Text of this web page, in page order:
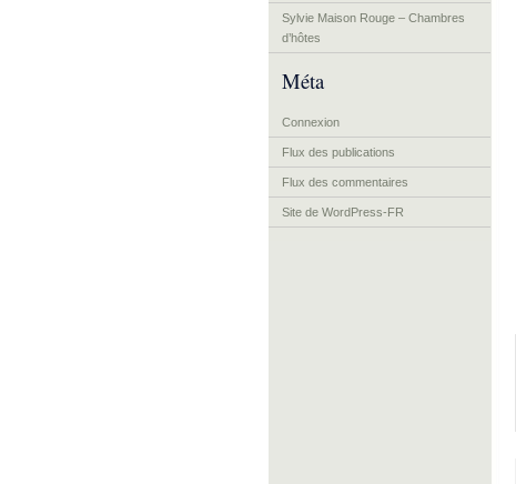
Sylvie Maison Rouge – Chambres
d’hôtes
Méta
Connexion
Flux des publications
Flux des commentaires
Site de WordPress-FR